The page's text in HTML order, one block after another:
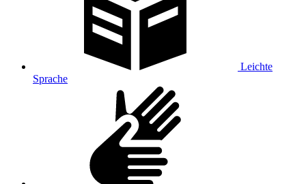
Leichte
Sprache